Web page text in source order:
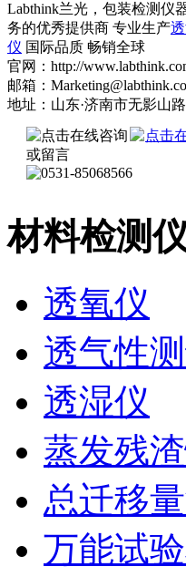
Labthink兰光，包装检测仪
务的优秀提供商 专业生产
仪 国际品质 畅销全球
官网：http://
邮箱：
地址：山东·济南市无影山
材料检测
透氧仪
透气性
透湿仪
蒸发残
总迁移
万能试